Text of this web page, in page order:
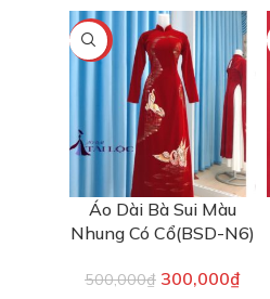
-40%
Áo Dài Bà Sui Màu
Nhung Có Cổ(BSD-N6)
500,000₫ 300,000₫